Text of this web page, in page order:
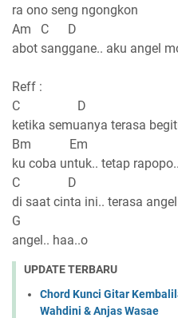
ra ono seng ngongkon
Am C D
abot sanggane.. aku angel
Reff :
C D
ketika semuanya terasa
Bm Em
ku coba untuk.. tetap rapopo..
C D
di saat cinta ini.. terasa
G
angel.. haa..o
UPDATE TERBARU
Chord Kunci Gitar
Wahdini & Anjas Wasae